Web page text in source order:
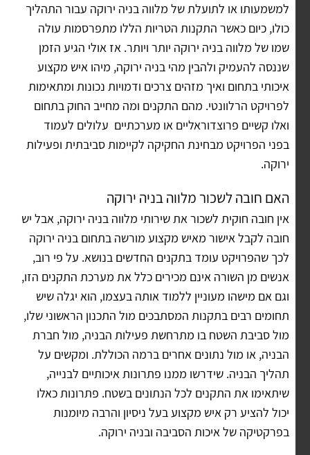
למשמעותו או לתועלת של מלווה בניה ירוקה עבור התהליך
כולו, כיום כאשר התקנות הטריות הללו מתפרסמות עולה
שמו של מלווה בניה ירוקה יותר ויותר. אז אולי הגיע הזמן
שננסה להעמיק ולהבין מהי בניה ירוקה, מיהו איש מקצוע
איכותי בתחום ואיך מזהים צרכים ודמויות נכונות ומתאימות
לפרויקט הרלוונטי. מהם התקנים ומה מחייב החוק בתחום
ואלו קשיים פרוצדוראליים או מערכתיים עלולים לעמוד
בפני הפרויקט מבחינת החקיקה לקיימות סביבתית ופעילות
ירוקה.
האם חובה לשכור מלווה בניה ירוקה
אין חובה חוקית לשכור את שירותי מלווה בניה ירוקה, אבל יש
חובה לקבל אישור מאיש מקצוע מורשה בתחום בניה ירוקה
לכך שהפרויקט עומד בתקנים החדשים בנושא. על פי רוב,
אנשים מן השורה אינם מכירים כלל את מערכת התקנים הזו,
וגם אם מישהו מעוניין ללמוד אותה בעצמו, הוא יגלה שיש
תחומים רבים בתקנות המסתבכים מול התכנון הראשוני שלו,
מול סביבת השטח בו מתרחשת פעילות הבניה, מול חברת
הבניה, או מול נתונים אחרים ברמה הכוללת. ומקשים על
תהליך הבניה. שידרשו ממנו פתרונות איכותיים לבנייה,
שיתאימו את התקנים לכל הנתונים בשטח. פתרונות כאלו
יכול להציע רק איש מקצוע בעל ניסיון והרבה מיומנות
בפרקטיקה של איכות הסביבה ובניה ירוקה.